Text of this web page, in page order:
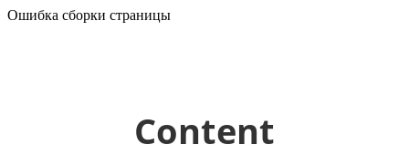
Ошибка сборки страницы
Content